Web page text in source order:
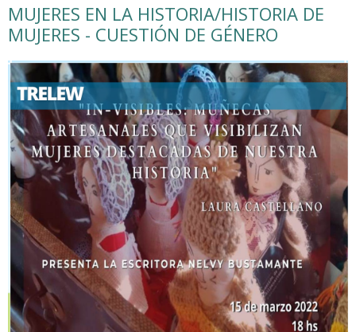
MUJERES EN LA HISTORIA/HISTORIA DE
MUJERES - CUESTIÓN DE GÉNERO